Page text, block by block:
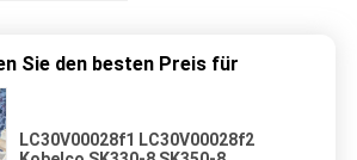
Sie den besten Preis für
LC30V00028f1 LC30V00028f2